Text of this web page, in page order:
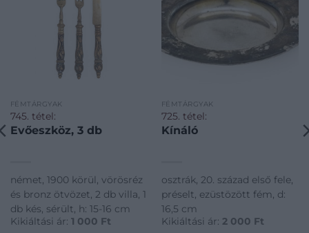
FÉMTÁRGYAK
745. tétel:
Evőeszköz, 3 db
német, 1900 körül, vörösréz
és bronz ötvözet, 2 db villa, 1
db kés, sérült, h: 15-16 cm
Kikiáltási ár: 1 000 Ft
FÉMTÁRGYAK
725. tétel:
Kínáló
osztrák, 20. század első fele,
préselt, ezüstözött fém, d:
16,5 cm
Kikiáltási ár: 2 000 Ft